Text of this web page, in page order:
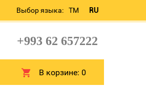
Выбор языка: TM RU
+993 62 657222
В корзине:0